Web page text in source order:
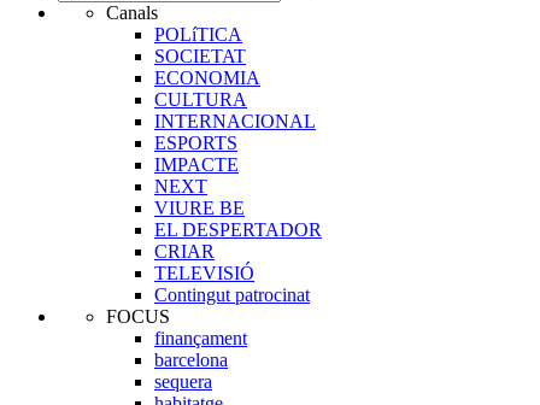
Canals
POLíTICA
SOCIETAT
ECONOMIA
CULTURA
INTERNACIONAL
ESPORTS
IMPACTE
NEXT
VIURE BE
EL DESPERTADOR
CRIAR
TELEVISIÓ
Contingut patrocinat
FOCUS
finançament
barcelona
sequera